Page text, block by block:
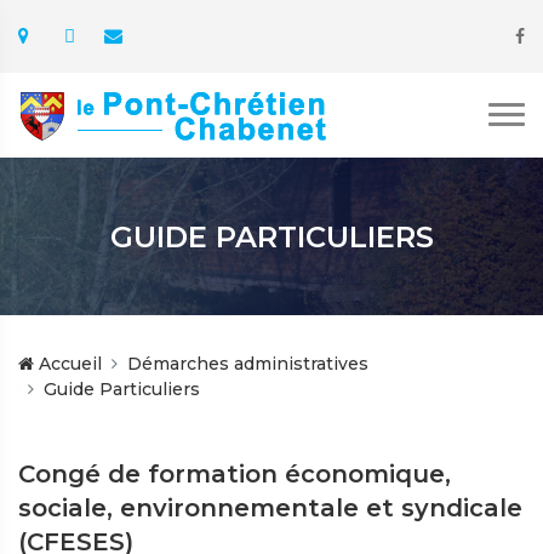
GUIDE PARTICULIERS
Accueil
Démarches administratives
Guide Particuliers
Congé de formation économique,
sociale, environnementale et syndicale
(CFESES)